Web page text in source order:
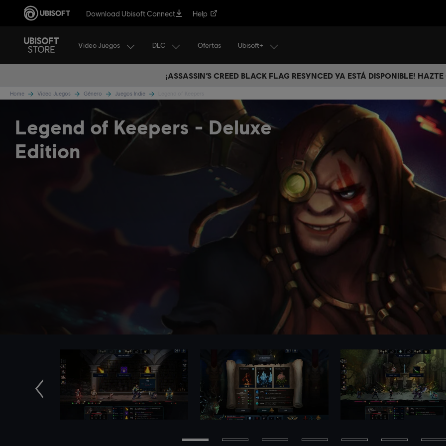
Download Ubisoft Connect Help
Video Juegos DLC Ofertas Ubisoft+
¡ASSASSIN’S CREED BLACK FLAG RESYNCED YA ESTÁ DISPONIBLE!
Home Video Juegos Género Juegos Indie
Legend of Keepers
Deluxe
Edition
Anterior